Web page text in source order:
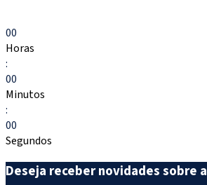
00
Horas
:
00
Minutos
:
00
Segundos
Deseja receber novidades sobre